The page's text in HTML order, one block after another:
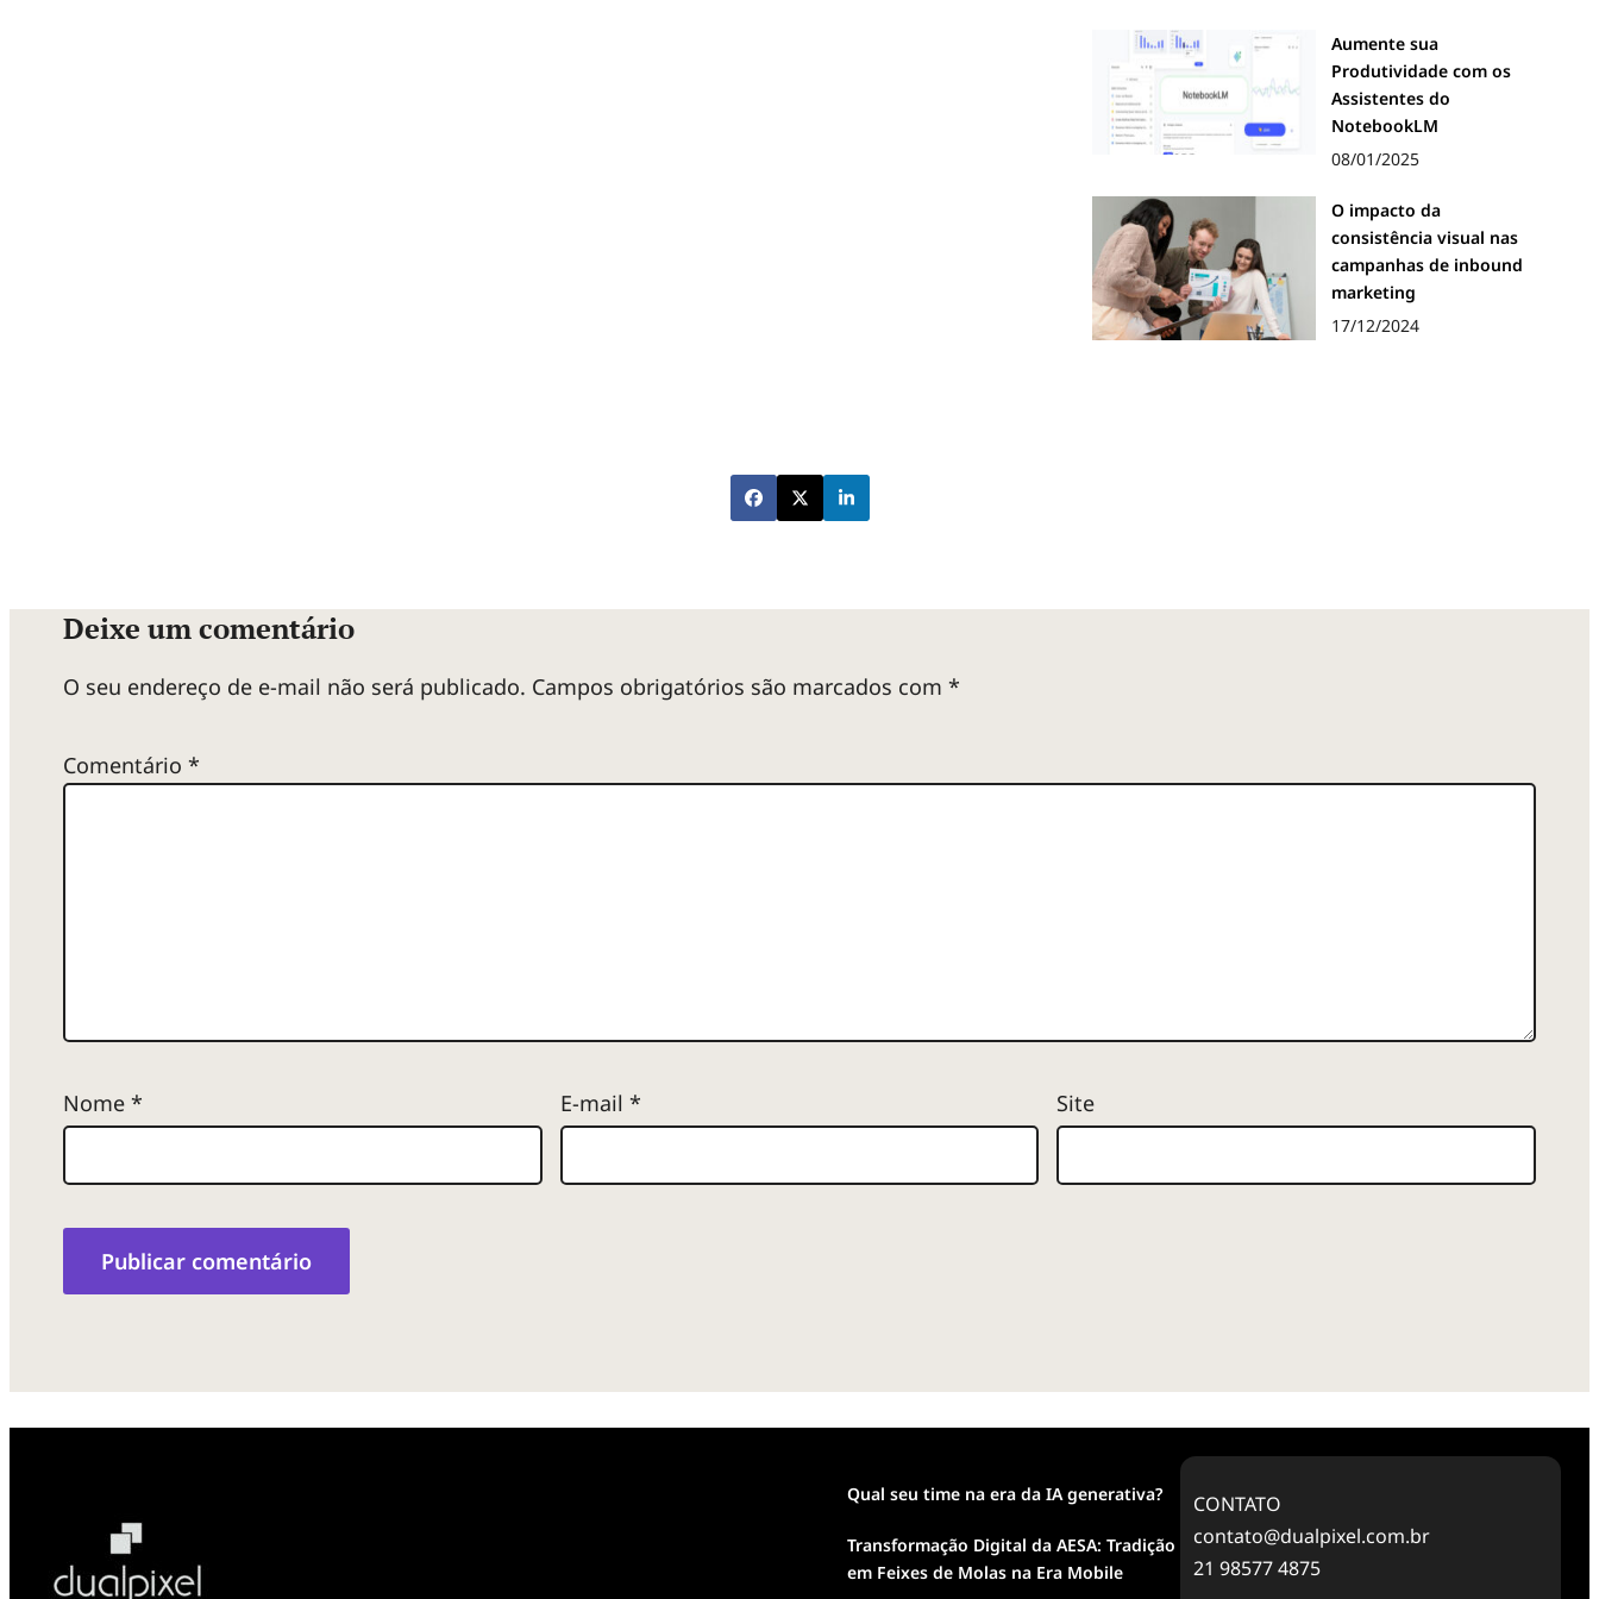
Aumente sua
Produtividade com os
Assistentes do
NotebookLM
08/01/2025
O impacto da
consistência visual nas
campanhas de inbound
marketing
17/12/2024
Deixe um comentário
O seu endereço de e-mail não será publicado. Campos obrigatórios são marcados com *
Comentário *
Nome * E-mail * Site
Qual seu time na era da IA generativa?
Transformação Digital da AESA: Tradição
em Feixes de Molas na Era Mobile
CONTATO
contato@dualpixel.com.br
21 98577 4875